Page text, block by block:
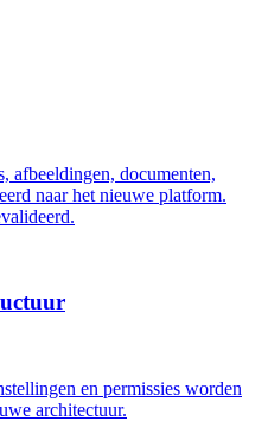
afbeeldingen, documenten,
naar het nieuwe platform.
en permissies worden
architectuur.